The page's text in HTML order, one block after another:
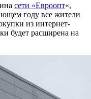
сети «Евроопт«,
году все жители
из интернет-
будет расширена на